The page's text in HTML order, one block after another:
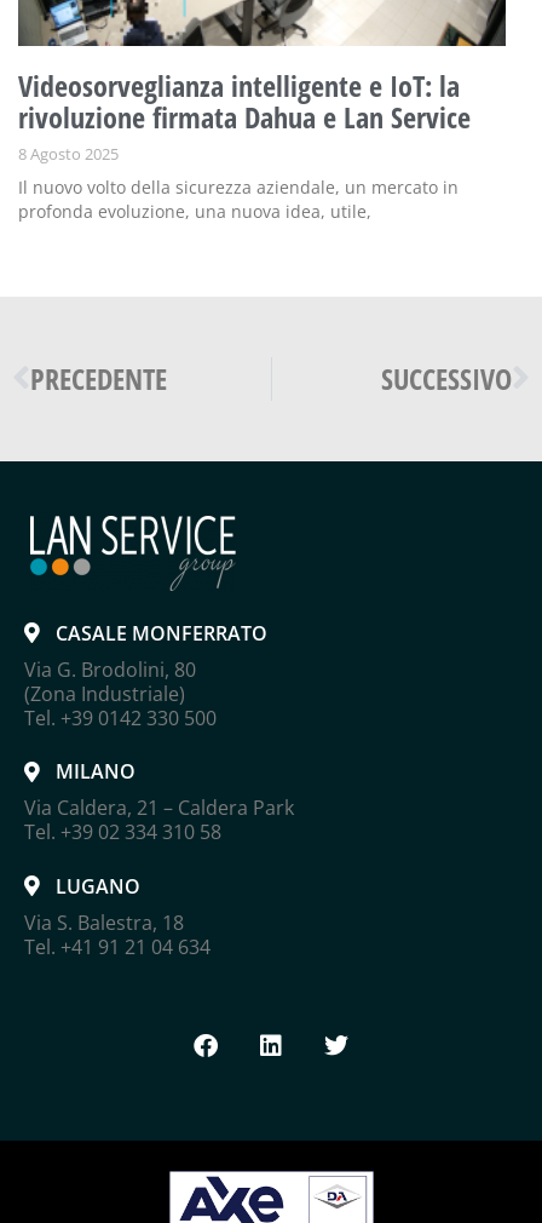
Videosorveglianza intelligente e IoT: la
rivoluzione firmata Dahua e Lan Service
8 Agosto 2025
Il nuovo volto della sicurezza aziendale, un mercato in
profonda evoluzione, una nuova idea, utile,
PRECEDENTE SUCCESSIVO
CASALE MONFERRATO
Via G. Brodolini, 80
(Zona Industriale)
Tel. +39 0142 330 500
MILANO
Via Caldera, 21 – Caldera Park
Tel. +39 02 334 310 58
LUGANO
Via S. Balestra, 18
Tel. +41 91 21 04 634